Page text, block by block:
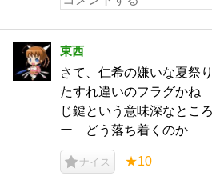
東西
さて、仁希の嫌いな夏祭
たすれ違いのフラグかね
じ鍵という意味深なとこ
ー どう落ち着くのか
ナイス ★10